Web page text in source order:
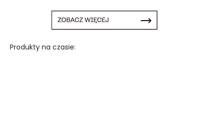
Produkty na czasie: